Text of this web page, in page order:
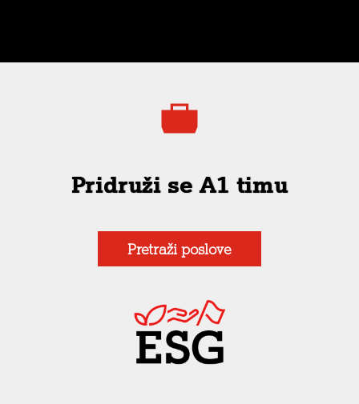
Pridruži se A1 timu
Pretraži poslove